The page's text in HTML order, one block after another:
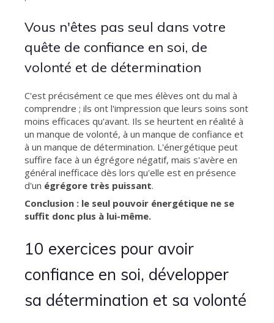
Vous n'êtes pas seul dans votre
quête de confiance en soi, de
volonté et de détermination
C'est précisément ce que mes élèves ont du mal à
comprendre ; ils ont l'impression que leurs soins sont
moins efficaces qu'avant. Ils se heurtent en réalité à
un manque de volonté, à un manque de confiance et
à un manque de détermination. L'énergétique peut
suffire face à un égrégore négatif, mais s'avère en
général inefficace dès lors qu'elle est en présence
d'un égrégore très puissant.
Conclusion : le seul pouvoir énergétique ne se
suffit donc plus à lui-même.
10 exercices pour avoir
confiance en soi, développer
sa détermination et sa volonté